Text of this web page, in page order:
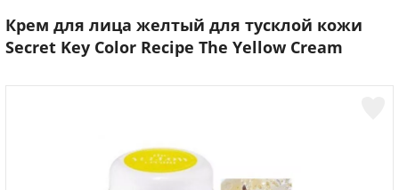
Крем для лица желтый для тусклой кожи
Secret Key Color Recipe The Yellow Cream